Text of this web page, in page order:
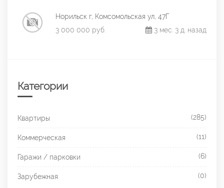
Норильск г, Комсомольская ул, 47Г
3 000 000 руб.
3 мес. 3 д. назад
Категории
Квартиры (285)
Коммерческая (11)
Гаражи / парковки (6)
Зарубежная (0)